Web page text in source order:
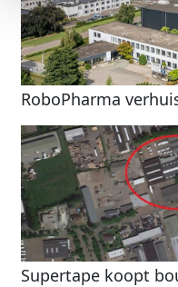
RoboPharma
Supertape koopt